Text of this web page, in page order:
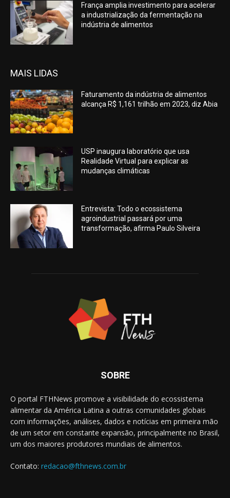
França amplia investimento para acelerar
a industrialização da fermentação na
indústria de alimentos
MAIS LIDAS
Faturamento da indústria de alimentos
alcança R$ 1,161 trilhão em 2023, diz Abia
USP inaugura laboratório que usa
Realidade Virtual para explicar as
mudanças climáticas
Entrevista: Todo o ecossistema
agroindustrial passará por uma
transformação, afirma Paulo Silveira
SOBRE
O portal FTHNews promove a visibilidade do ecossistema
alimentar da América Latina a outras comunidades globais
com informações, análises, dados e notícias em primeira mão
de um setor em constante expansão, principalmente no Brasil,
um dos maiores produtores mundiais de alimentos.
Contato: redacao@fthnews.com.br